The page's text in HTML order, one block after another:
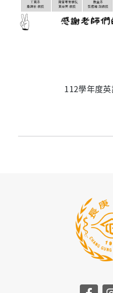
112學年度